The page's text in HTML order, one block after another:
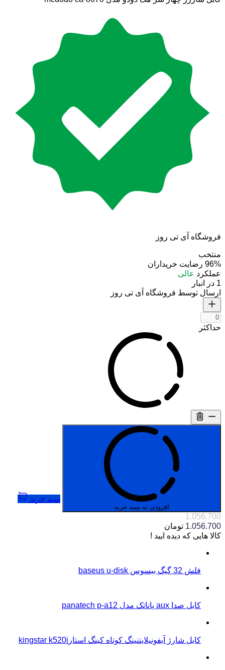
فروشگاه آی تی روز
منتخب
96% رضایت خریداران
عملکرد عالی
1 در انبار
ارسال توسط فروشگاه آی تی روز
حداکثر
افزودن به سبد خرید
سبد خرید
1.056.700
1.056.700 تومان
کالا هایی که دیده ایید !
فلش 32 گیگ بیسوس baseus u-disk
کابل صدا aux پاناتک مدل panatech p-a12
کابل شارژ آیفونیلایتنینگ کوتاه کینگ استارkingstar k520i